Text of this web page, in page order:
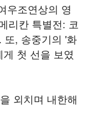
우조연상의 영
리칸 특별전: 코
또, 송중기의 '화
첫 선을 보였
외치며 내한해